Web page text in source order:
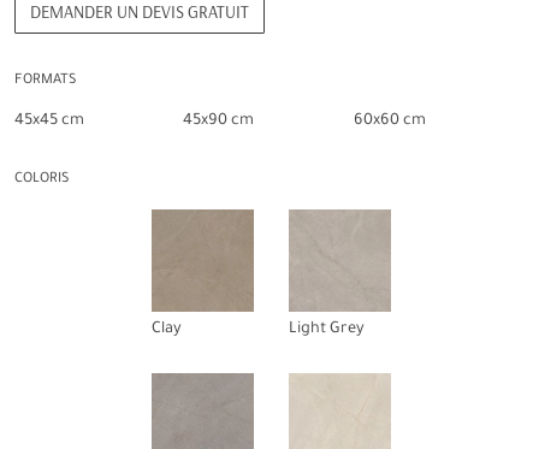
DEMANDER UN DEVIS GRATUIT
FORMATS
45x45 cm 45x90 cm 60x60 cm
COLORIS
Clay Light Grey